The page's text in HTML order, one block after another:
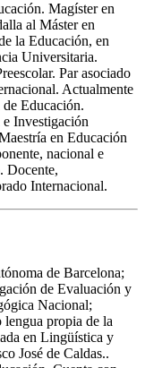
Magíster en
al Máster en
la Educación, en
Universitaria.
Par asociado
Actualmente
de Educación.
Investigación
en Educación
nacional e
Docente,
Internacional.
de Barcelona;
de Evaluación y
Nacional;
lengua propia de la
en Lingüística y
José de Caldas..